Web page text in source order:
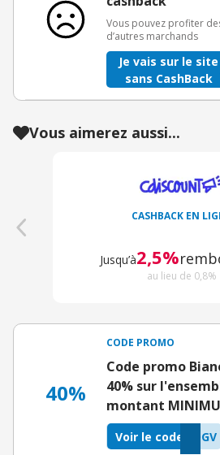
Vous pouvez profiter
d’autres marchands
Je vais sur le site
sans CashBack
Vous aimerez aussi...
CASHBACK EN
Jusqu’à2,5%
au lieu de 0,8%
40%
CODE PROMO
Code promo
40% sur
montant
QGV
Voir le code